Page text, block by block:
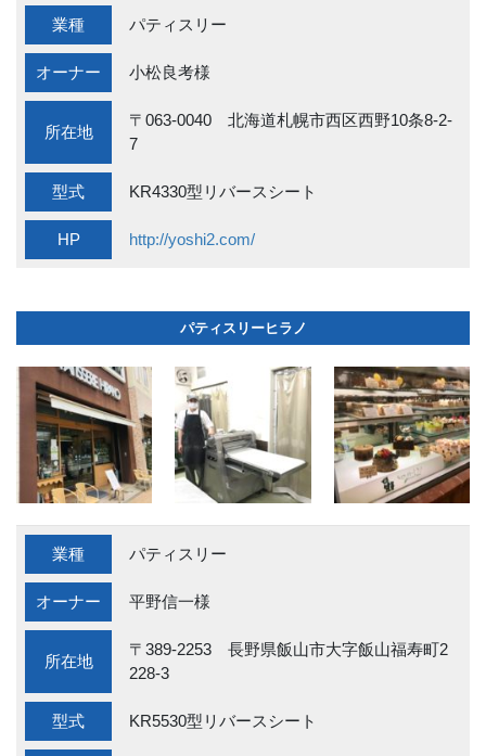
業種 パティスリー
オーナー 小松良考様
所在地
〒063-0040 北海道札幌市西区西野10条8-2-
7
型式 KR4330型リバースシート
HP http://yoshi2.com/
パティスリーヒラノ
業種 パティスリー
オーナー 平野信一様
所在地
〒389-2253 長野県飯山市大字飯山福寿町2
228-3
型式 KR5530型リバースシート